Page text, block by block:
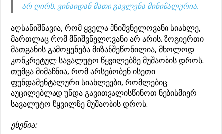
არ ღირს, ვინაიდან მათი გავლენა მინიმალურია.
აღსანიშნავია, რომ ყველა მნიშვნელოვანი სიახლე,
მართლაც რომ მნიშვნელოვანი არ არის. ზოგიერთი
მათგანის გამოყენება მიზანშეწონილია, მხოლოდ
კონკრეტულ სავალუტო წყვილებზე მუშაობის დროს.
თუმცა მიმაჩნია, რომ არსებობენ ისეთი
ფუნდამენტალური სიახლეები, რომლებიც
აუცილებლად უნდა გავითვალისწინოთ ნებისმიერ
სავალუტო წყვილზე მუშაობის დროს.
ესენია: